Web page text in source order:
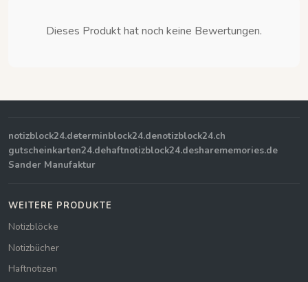
Dieses Produkt hat noch keine Bewertungen.
notizblock24.determinblock24.denotizblock24.ch
gutscheinkarten24.dehaftnotizblock24.desharememories.de
Sander Manufaktur
WEITERE PRODUKTE
Notizblöcke
Notizbücher
Haftnotizen